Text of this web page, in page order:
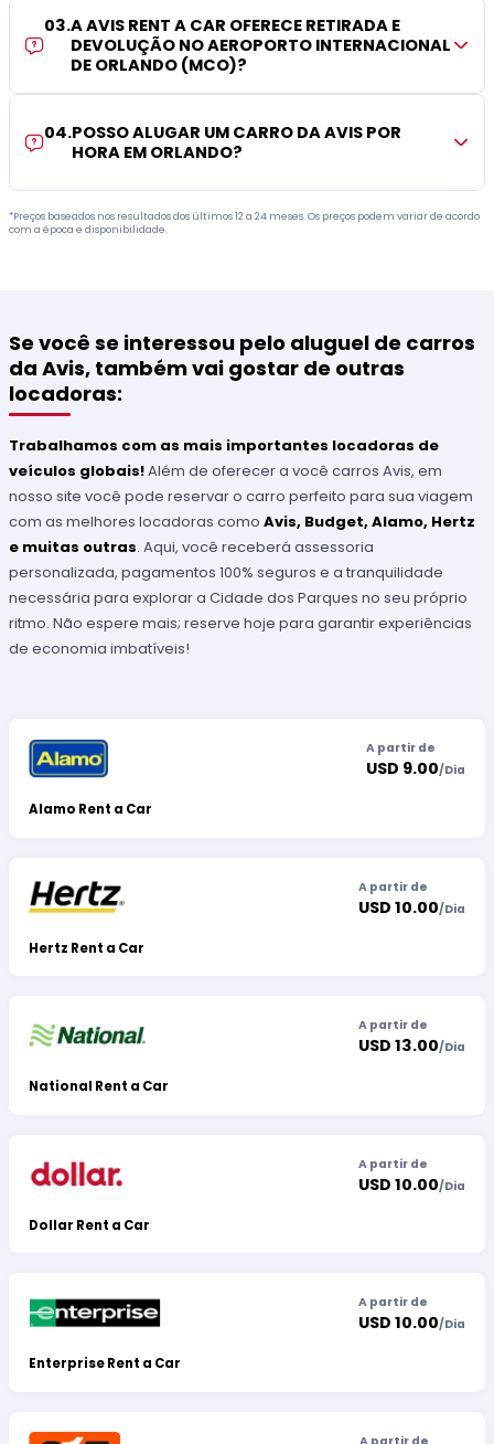
03.A AVIS RENT A CAR OFERECE RETIRADA E
DEVOLUÇÃO NO AEROPORTO INTERNACIONAL
DE ORLANDO (MCO)?
04.POSSO ALUGAR UM CARRO DA AVIS POR
HORA EM ORLANDO?
*Preços baseados nos resultados dos últimos 12 a 24 meses. Os preços podem variar de acordo
com a época e disponibilidade.
Se você se interessou pelo aluguel de carros
da Avis, também vai gostar de outras
locadoras:
Trabalhamos com as mais importantes locadoras de
veículos globais!Além de oferecer a você carros Avis, em
nosso site você pode reservar o carro perfeito para sua viagem
com as melhores locadoras comoAvis, Budget, Alamo, Hertz
e muitas outras. Aqui, você receberá assessoria
personalizada, pagamentos 100% seguros e a tranquilidade
necessária para explorar a Cidade dos Parques no seu próprio
ritmo. Não espere mais; reserve hoje para garantir experiências
de economia imbatíveis!
Alamo Rent a Car
A partir de
USD 9.00/Dia
Hertz Rent a Car
A partir de
USD 10.00/Dia
National Rent a Car
A partir de
USD 13.00/Dia
Dollar Rent a Car
A partir de
USD 10.00/Dia
Enterprise Rent a Car
A partir de
USD 10.00/Dia